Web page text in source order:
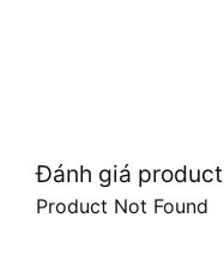
Đánh giá product
Product Not Found